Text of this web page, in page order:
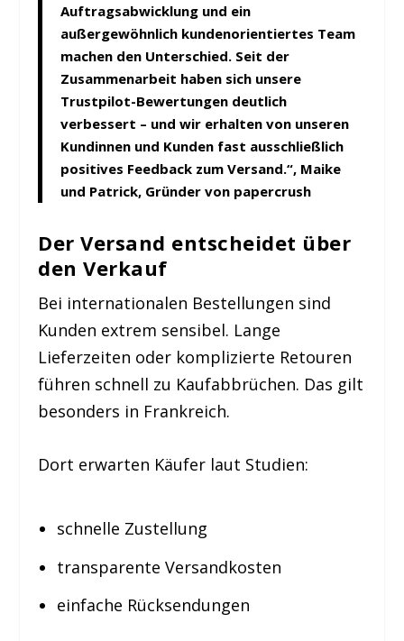
Auftragsabwicklung und ein
außergewöhnlich kundenorientiertes Team
machen den Unterschied. Seit der
Zusammenarbeit haben sich unsere
Trustpilot-Bewertungen deutlich
verbessert – und wir erhalten von unseren
Kundinnen und Kunden fast ausschließlich
positives Feedback zum Versand.“, Maike
und Patrick, Gründer von papercrush
Der Versand entscheidet über
den Verkauf
Bei internationalen Bestellungen sind
Kunden extrem sensibel. Lange
Lieferzeiten oder komplizierte Retouren
führen schnell zu Kaufabbrüchen. Das gilt
besonders in Frankreich.
Dort erwarten Käufer laut Studien:
schnelle Zustellung
transparente Versandkosten
einfache Rücksendungen